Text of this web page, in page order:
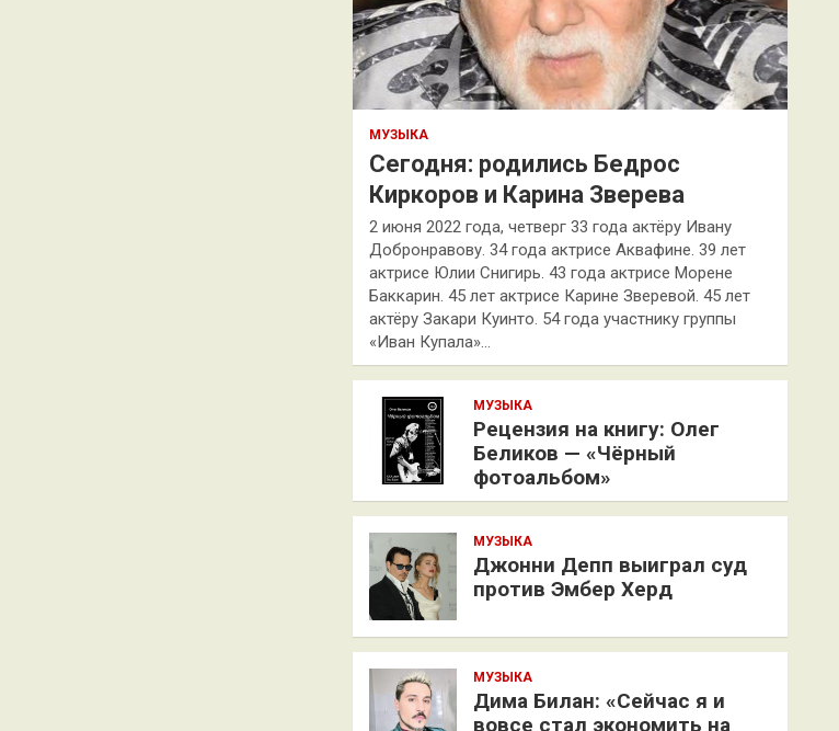
МУЗЫКА
Сегодня: родились Бедрос
Киркоров и Карина Зверева
2 июня 2022 года, четверг 33 года актёру Ивану
Добронравову. 34 года актрисе Аквафине. 39 лет
актрисе Юлии Снигирь. 43 года актрисе Морене
Баккарин. 45 лет актрисе Карине Зверевой. 45 лет
актёру Закари Куинто. 54 года участнику группы
«Иван Купала»…
МУЗЫКА
Рецензия на книгу: Олег
Беликов — «Чёрный
фотоальбом»
МУЗЫКА
Джонни Депп выиграл суд
против Эмбер Херд
МУЗЫКА
Дима Билан: «Сейчас я и
вовсе стал экономить на